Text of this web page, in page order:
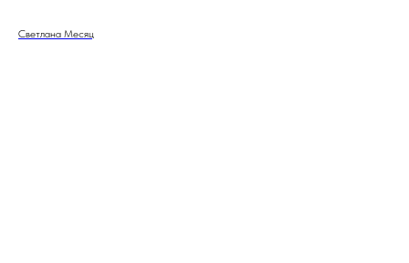
Светлана Месяц